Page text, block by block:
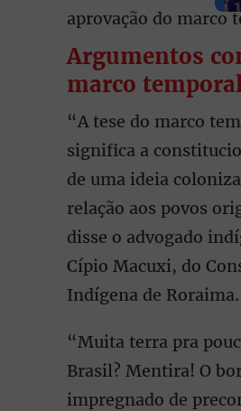
aprovação do marco
Argumentos
marco
“A tese do marco
significa a
de uma ideia
relação aos povos
disse o advogado
Cípio Macuxi, do
Indígena de Roraima.
“Muita terra pra
Brasil? Mentira! O
impregnado de